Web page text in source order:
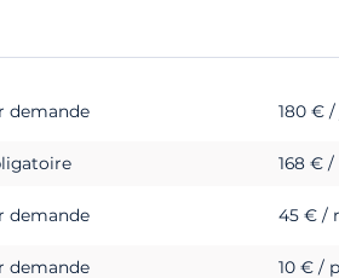
demande 180 €
168 €
demande 45 € /
demande 10 € /